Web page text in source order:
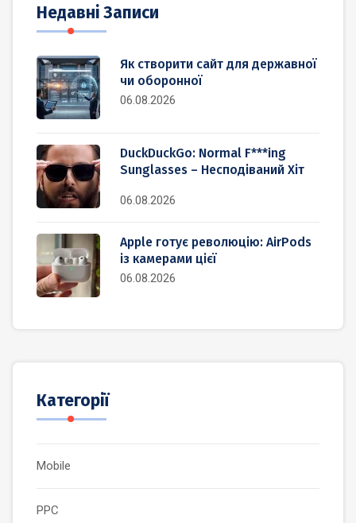
Недавні Записи
Як створити сайт для державної
чи оборонної
06.08.2026
DuckDuckGo: Normal F***ing
Sunglasses – Несподіваний Хіт
06.08.2026
Apple готує революцію: AirPods
із камерами цієї
06.08.2026
Категорії
Mobile
PPC